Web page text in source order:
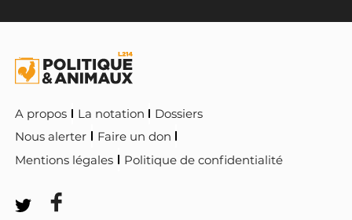
A propos La notation
Dossiers
Nous alerter
Faire un don
Mentions légales
Politique de confidentialité